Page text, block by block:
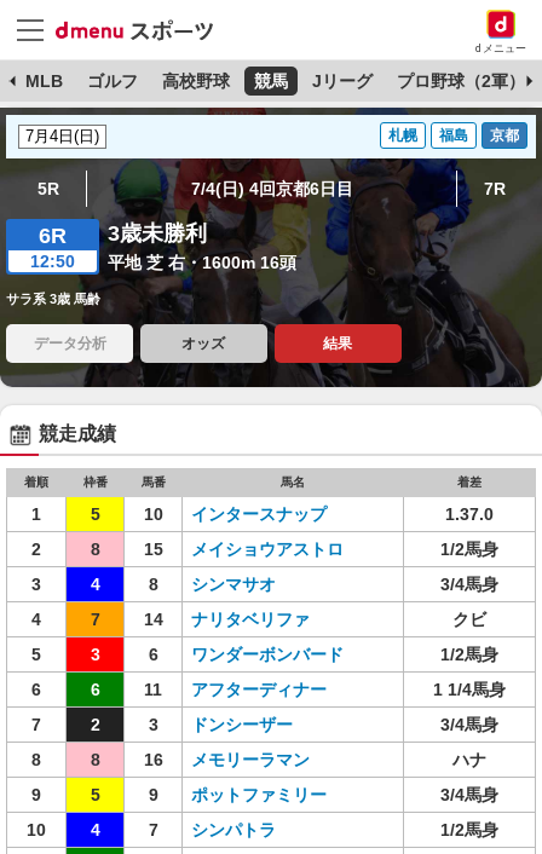
dメニュー
MLB ゴルフ 高校野球 競馬 Jリーグ プロ野球（2軍）
札幌 福島 京都
5R 7/4(日) 4回京都6日目 7R
6R
12:50
3歳未勝利
平地 芝 右・1600m 16頭
サラ系 3歳 馬齢
データ分析 オッズ 結果
競走成績
着順 枠番 馬番 馬名 着差
1 5 10 インタースナップ
1.37.0
2
8 15 メイショウアストロ
1/2馬身
3
4 8 シンマサオ
3/4馬身
4
7 14 ナリタベリファ
クビ
5
3 6 ワンダーボンバード
1/2馬身
6
6 11 アフターディナー
1 1/4馬身
7
2 3 ドンシーザー
3/4馬身
8
8 16 メモリーラマン
ハナ
9
5 9 ポットファミリー
3/4馬身
10
4 7 シンパトラ
1/2馬身